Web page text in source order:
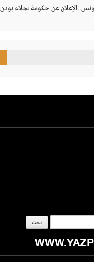
عن حكومة نجلاء بودن